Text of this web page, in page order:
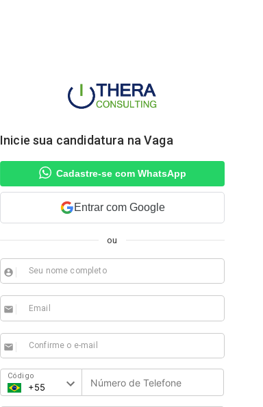
Inicie sua candidatura na Vaga
Cadastre-se com WhatsApp
Entrar com Google
ou
Seu nome completo
account_circle
Email
email
Confirme o e-mail
email
Código